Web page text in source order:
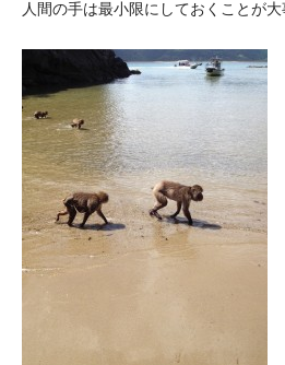
人間の手は最小限にしておくことが大